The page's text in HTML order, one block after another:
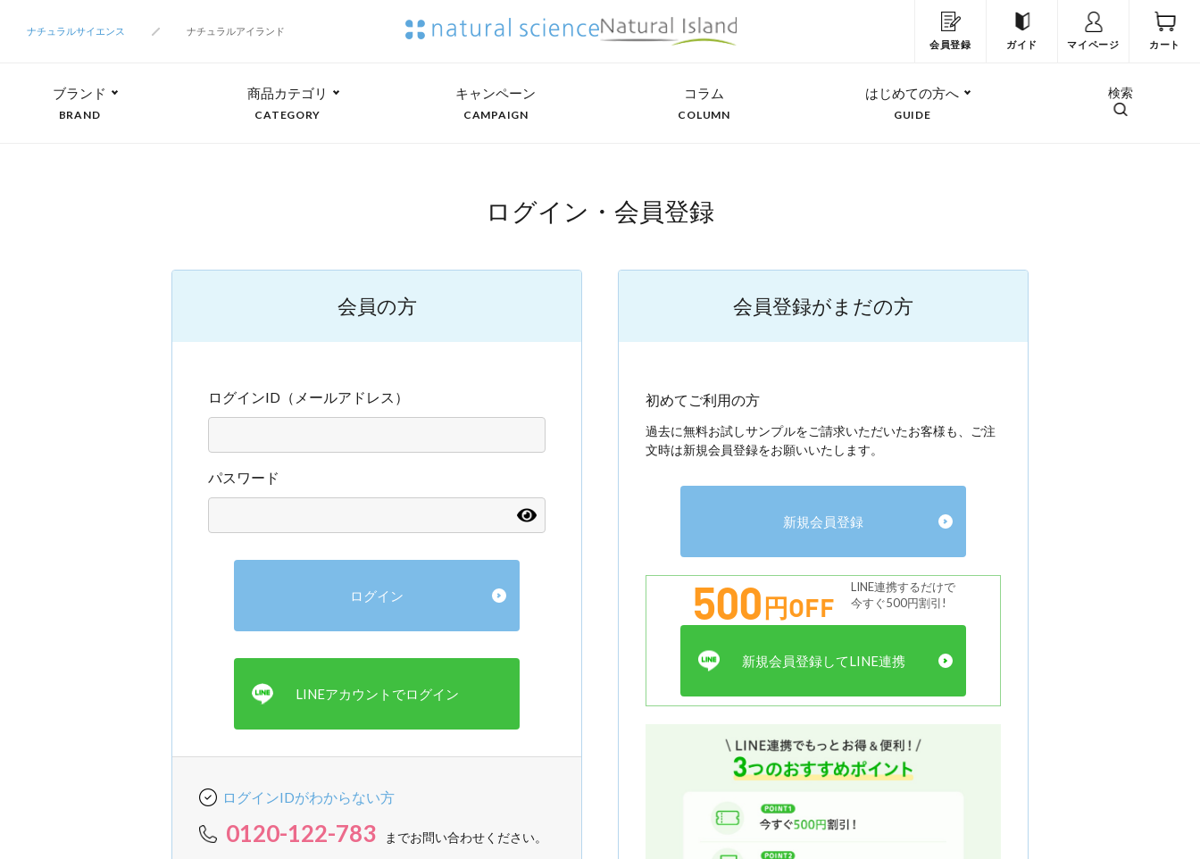
ナチュラルサイエンス
ナチュラルアイランド
会員登録
ガイド マイページ カート
ブランド
BRAND
商品カテゴリ
CATEGORY
キャンペーン
CAMPAIGN
コラム
COLUMN
はじめての方へ
GUIDE
検索
ログイン・会員登録
会員の方
ログインID（メールアドレス）
パスワード
ログインIDがわからない方
0120-122-783 までお問い合わせください。
会員登録がまだの方
初めてご利用の方
過去に無料お試しサンプルをご請求いただいたお客様も、ご注
文時は新規会員登録をお願いいたします。
新規会員登録
500円OFF
LINE連携するだけで
今すぐ500円割引!
新規会員登録してLINE連携